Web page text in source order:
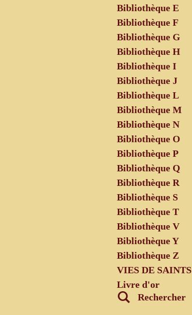
Bibliothèque E
Bibliothèque F
Bibliothèque G
Bibliothèque H
Bibliothèque I
Bibliothèque J
Bibliothèque L
Bibliothèque M
Bibliothèque N
Bibliothèque O
Bibliothèque P
Bibliothèque Q
Bibliothèque R
Bibliothèque S
Bibliothèque T
Bibliothèque V
Bibliothèque Y
Bibliothèque Z
VIES DE SAINTS
Livre d'or
Rechercher